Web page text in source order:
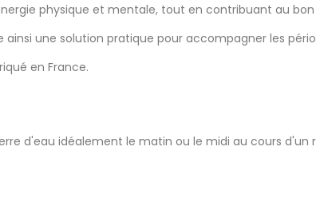
physique et mentale, tout en contribuant au
une solution pratique pour accompagner les
en France.
d'eau idéalement le matin ou le midi au cours d'un